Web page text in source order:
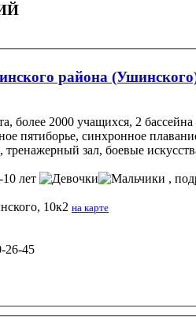
района
более 2000 учащихся, 2
пятиборье, синхронное
тренажерный зал, боевые
лет ,
10к2 на карте
26-45